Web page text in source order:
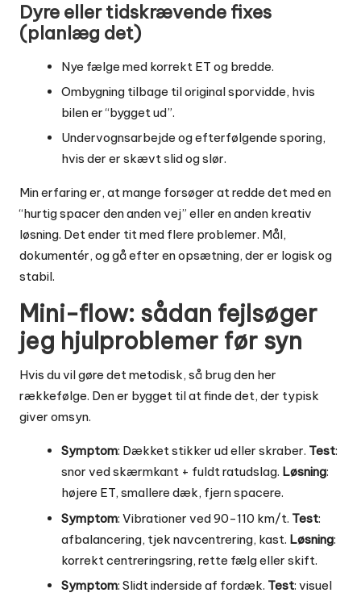
Dyre eller tidskrævende fixes
(planlæg det)
Nye fælge med korrekt ET og bredde.
Ombygning tilbage til original sporvidde, hvis
bilen er “bygget ud”.
Undervognsarbejde og efterfølgende sporing,
hvis der er skævt slid og slør.
Min erfaring er, at mange forsøger at redde det med en
“hurtig spacer den anden vej” eller en anden kreativ
løsning. Det ender tit med flere problemer. Mål,
dokumentér, og gå efter en opsætning, der er logisk og
stabil.
Mini-flow: sådan fejlsøger
jeg hjulproblemer før syn
Hvis du vil gøre det metodisk, så brug den her
rækkefølge. Den er bygget til at finde det, der typisk
giver omsyn.
Symptom: Dækket stikker ud eller skraber. Test:
snor ved skærmkant + fuldt ratudslag. Løsning:
højere ET, smallere dæk, fjern spacere.
Symptom: Vibrationer ved 90-110 km/t. Test:
afbalancering, tjek navcentrering, kast. Løsning:
korrekt centreringsring, rette fælg eller skift.
Symptom: Slidt inderside af fordæk. Test: visuel